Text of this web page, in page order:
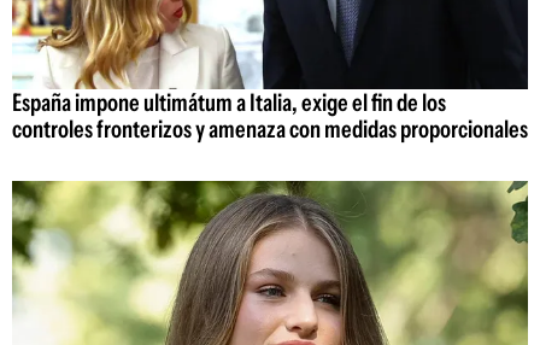
España impone ultimátum a Italia, exige el fin de los
controles fronterizos y amenaza con medidas proporcionales